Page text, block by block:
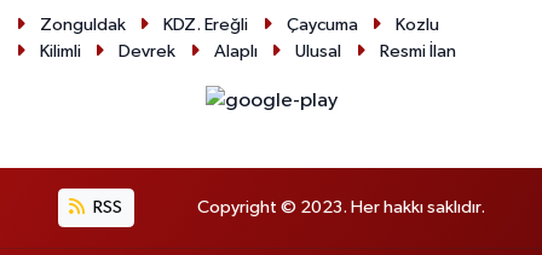
Zonguldak KDZ. Ereğli Çaycuma
Kozlu
Kilimli
Devrek Alaplı Ulusal Resmi İlan
RSS Copyright © 2023. Her hakkı saklıdır.